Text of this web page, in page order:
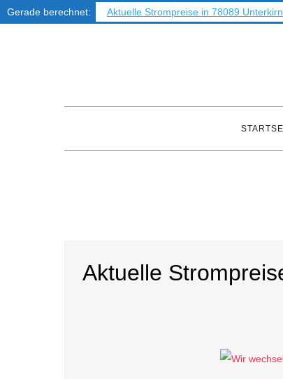
Gerade berechnet: Aktuelle Strompreise in 78089
Aktuelle